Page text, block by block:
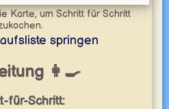
Karte, um Schritt für Schritt
springen
👩‍🍳
für-Schritt: